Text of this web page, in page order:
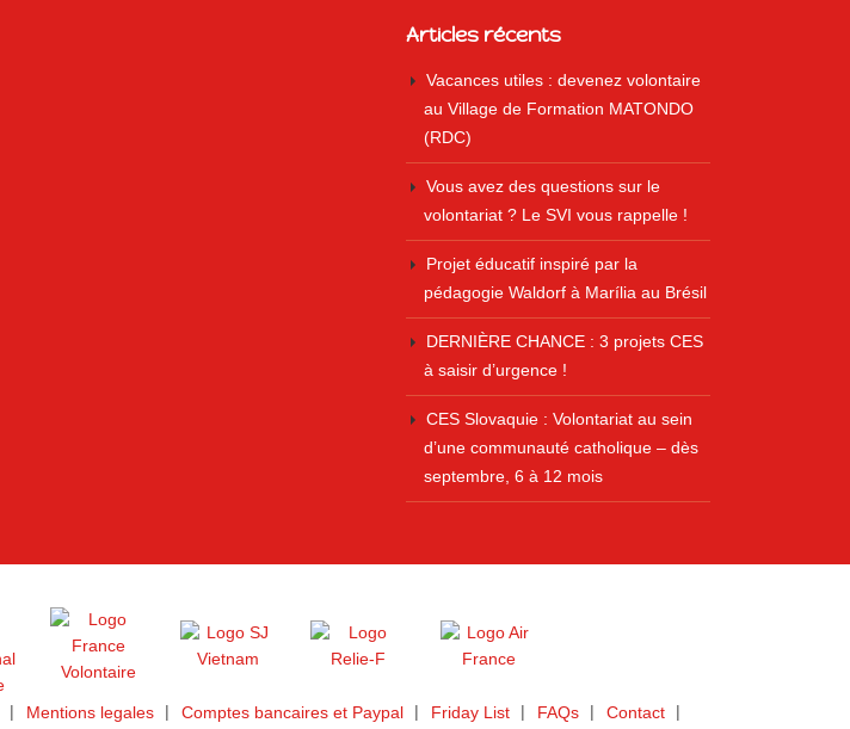
Articles récents
Vacances utiles : devenez volontaire
au Village de Formation MATONDO
(RDC)
Vous avez des questions sur le
volontariat ? Le SVI vous rappelle !
Projet éducatif inspiré par la
pédagogie Waldorf à Marília au Brésil
DERNIÈRE CHANCE : 3 projets CES
à saisir d’urgence !
CES Slovaquie : Volontariat au sein
d’une communauté catholique – dès
septembre, 6 à 12 mois
Mentions legales Comptes bancaires et Paypal Friday List FAQs Contact